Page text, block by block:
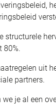
structurele
80%.
uit
partners.
we je al een